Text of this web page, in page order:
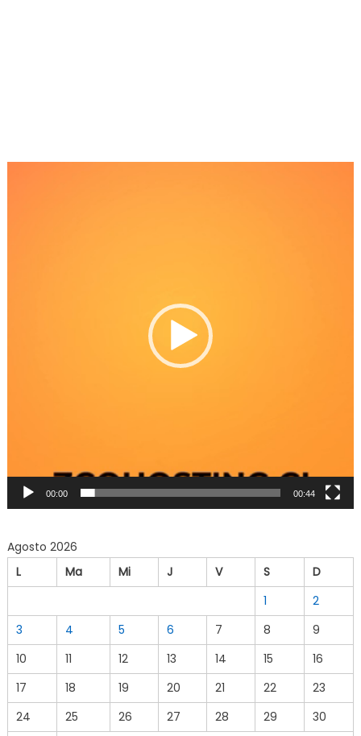
00:00 00:44
Agosto 2026
L
Ma Mi J V S
D
1
2
3
4 5 6 7 8
9
10
11 12 13 14 15
16
17
18 19 20 21 22
23
24
25 26 27 28 29
30